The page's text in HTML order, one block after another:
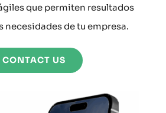
que permiten resultados
necesidades de tu empresa.
CONTACT US